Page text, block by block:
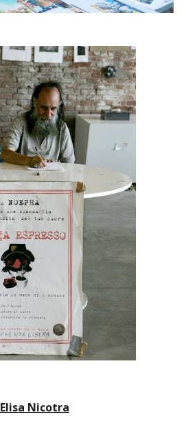
Elisa Nicotra